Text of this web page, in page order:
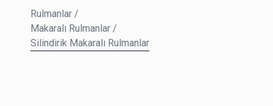
Rulmanlar /
Makaralı Rulmanlar /
Silindirik Makaralı Rulmanlar